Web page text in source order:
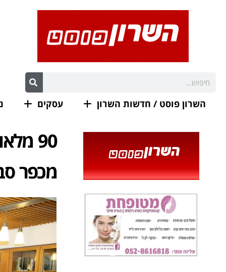
השרון פוסט / חדשות השרון עסקים
90
מכפר